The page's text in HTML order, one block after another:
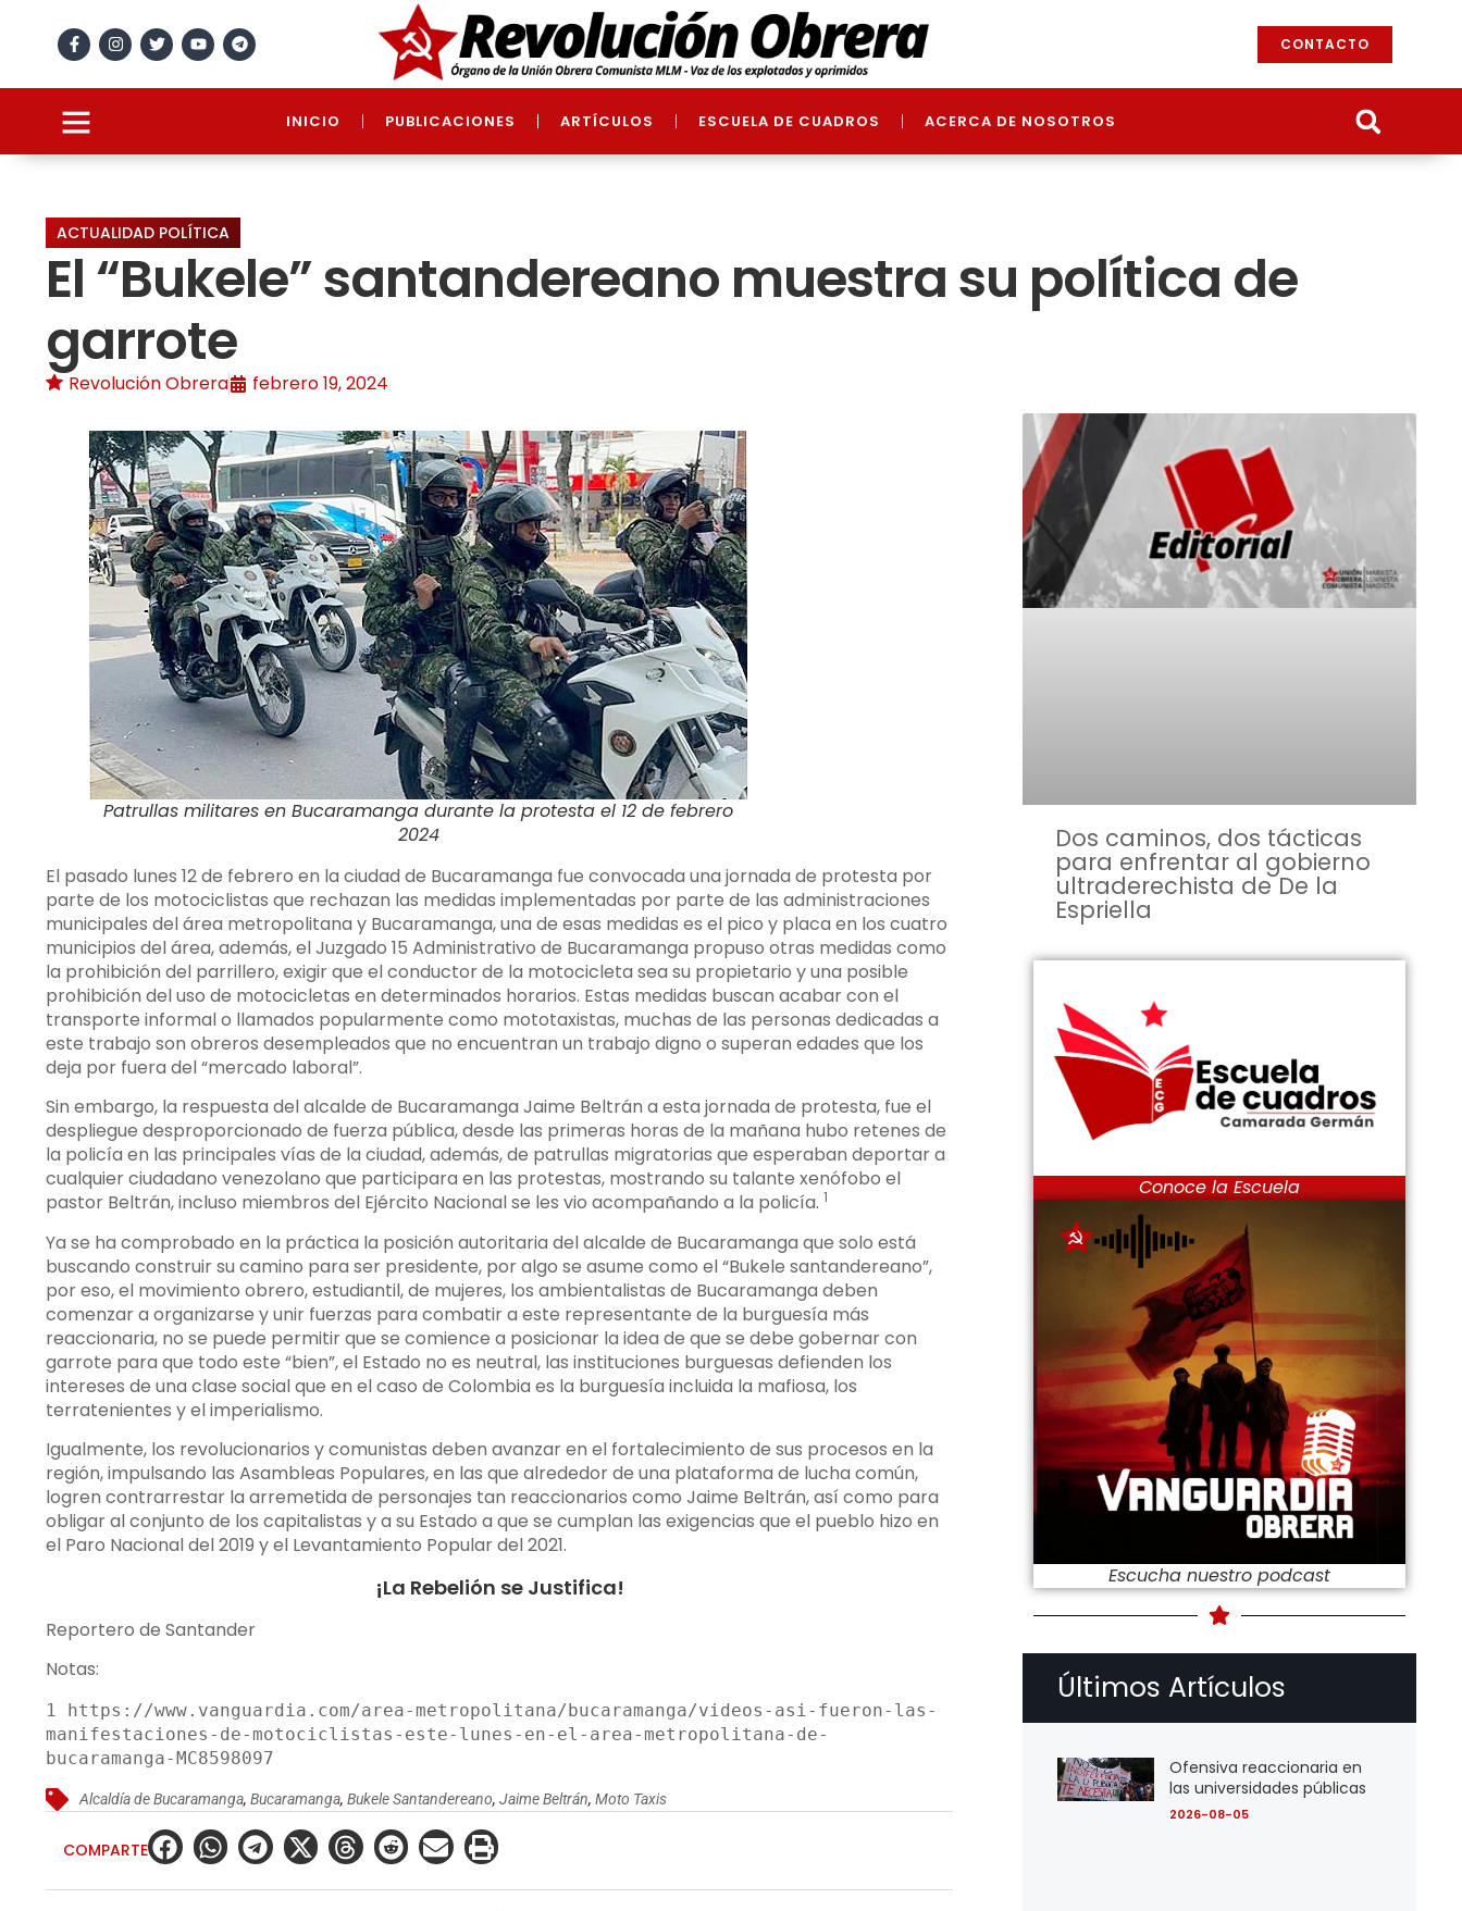
CONTACTO
INICIO PUBLICACIONES ARTÍCULOS ESCUELA DE CUADROS ACERCA DE NOSOTROS
ACTUALIDAD POLÍTICA
El “Bukele” santandereano muestra su política de
garrote
Revolución Obrera febrero 19, 2024
Patrullas militares en Bucaramanga durante la protesta el 12 de febrero
2024
El pasado lunes 12 de febrero en la ciudad de Bucaramanga fue convocada una jornada de protesta por
parte de los motociclistas que rechazan las medidas implementadas por parte de las administraciones
municipales del área metropolitana y Bucaramanga, una de esas medidas es el pico y placa en los cuatro
municipios del área, además, el Juzgado 15 Administrativo de Bucaramanga propuso otras medidas como
la prohibición del parrillero, exigir que el conductor de la motocicleta sea su propietario y una posible
prohibición del uso de motocicletas en determinados horarios. Estas medidas buscan acabar con el
transporte informal o llamados popularmente como mototaxistas, muchas de las personas dedicadas a
este trabajo son obreros desempleados que no encuentran un trabajo digno o superan edades que los
deja por fuera del “mercado laboral”.
Sin embargo, la respuesta del alcalde de Bucaramanga Jaime Beltrán a esta jornada de protesta, fue el
despliegue desproporcionado de fuerza pública, desde las primeras horas de la mañana hubo retenes de
la policía en las principales vías de la ciudad, además, de patrullas migratorias que esperaban deportar a
cualquier ciudadano venezolano que participara en las protestas, mostrando su talante xenófobo el
pastor Beltrán, incluso miembros del Ejército Nacional se les vio acompañando a la policía. 1
Ya se ha comprobado en la práctica la posición autoritaria del alcalde de Bucaramanga que solo está
buscando construir su camino para ser presidente, por algo se asume como el “Bukele santandereano”,
por eso, el movimiento obrero, estudiantil, de mujeres, los ambientalistas de Bucaramanga deben
comenzar a organizarse y unir fuerzas para combatir a este representante de la burguesía más
reaccionaria, no se puede permitir que se comience a posicionar la idea de que se debe gobernar con
garrote para que todo este “bien”, el Estado no es neutral, las instituciones burguesas defienden los
intereses de una clase social que en el caso de Colombia es la burguesía incluida la mafiosa, los
terratenientes y el imperialismo.
Igualmente, los revolucionarios y comunistas deben avanzar en el fortalecimiento de sus procesos en la
región, impulsando las Asambleas Populares, en las que alrededor de una plataforma de lucha común,
logren contrarrestar la arremetida de personajes tan reaccionarios como Jaime Beltrán, así como para
obligar al conjunto de los capitalistas y a su Estado a que se cumplan las exigencias que el pueblo hizo en
el Paro Nacional del 2019 y el Levantamiento Popular del 2021.
¡La Rebelión se Justifica!
Reportero de Santander
Notas:
1 https://www.vanguardia.com/area-metropolitana/bucaramanga/videos-asi-fueron-las-
manifestaciones-de-motociclistas-este-lunes-en-el-area-metropolitana-de-
bucaramanga-MC8598097
Alcaldía de Bucaramanga,Bucaramanga,Bukele Santandereano,Jaime Beltrán,Moto Taxis
COMPARTE
Dos caminos, dos tácticas
para enfrentar al gobierno
ultraderechista de De la
Espriella
Conoce la Escuela
Escucha nuestro podcast
Últimos Artículos
Ofensiva reaccionaria en
las universidades públicas
2026-08-05